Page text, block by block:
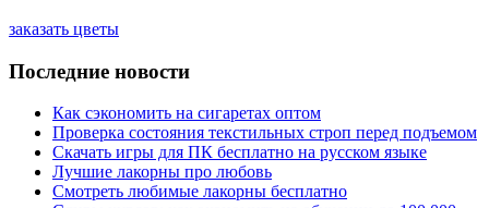
заказать цветы
Последние новости
Как сэкономить на сигаретах оптом
Проверка состояния текстильных строп перед подъемом
Скачать игры для ПК бесплатно на русском языке
Лучшие лакорны про любовь
Смотреть любимые лакорны бесплатно